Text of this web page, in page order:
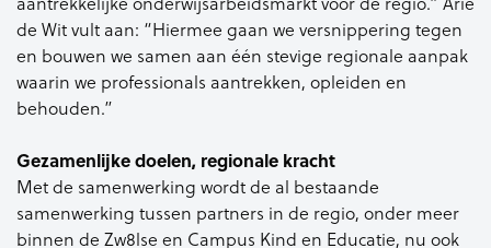
de Wit vult aan: “Hiermee gaan we versnippering tegen
en bouwen we samen aan één stevige regionale aanpak
waarin we professionals aantrekken, opleiden en
behouden.”
Gezamenlijke doelen, regionale kracht
Met de samenwerking wordt de al bestaande
samenwerking tussen partners in de regio, onder meer
binnen de Zw8lse en Campus Kind en Educatie, nu ook